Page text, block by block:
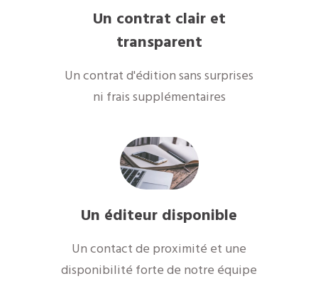
Un contrat clair et
transparent
Un contrat d'édition sans surprises
ni frais supplémentaires
Un éditeur disponible
Un contact de proximité et une
disponibilité forte de notre équipe